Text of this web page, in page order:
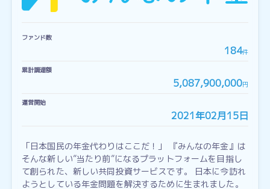
ファンド数
184件
累計調達額
5,087,900,000円
運営開始
2021年02月15日
「日本国民の年金代わりはここだ！」 『みんなの年金』は
そんな新しい”当たり前”になるプラットフォームを目指し
て創られた、新しい共同投資サービスです。 日本に今訪れ
ようとしている年金問題を解決するために生まれました。